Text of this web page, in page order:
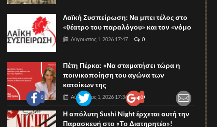
0 0
Λαϊκή Συσπείρωση: Να μπει τέλος στο
«θέατρο του παραλόγου» και τον «νόμο
Αύγουστος 1, 2026 17:47 0
Πέτη Πέρκα: «Να σταματήσει τώρα η
ποινικοποίηση του αγώνα των
κατοίκων της
Αύγουστος 1, 2026 17:36 0
Η απόλυτη Sushi Night έρχεται αυτή την
Παρασκευή στο «Το Διατηρητέο»!